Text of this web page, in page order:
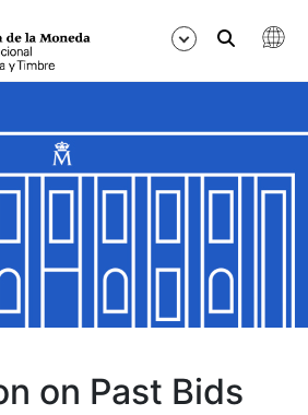
on Past Bids